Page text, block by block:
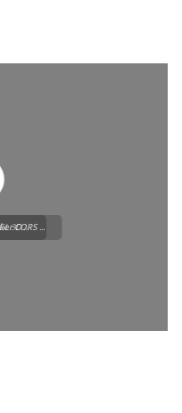
3D ...
CORS ...